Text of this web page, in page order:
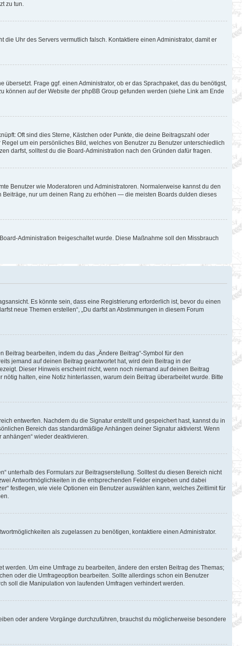
zu tun.
Uhr des Servers vermutlich falsch. Kontaktiere einen Administrator, damit er
Frage ggf. einen Administrator, ob er das Sprachpaket, das du benötigst,
auf der Website der phpBB Group gefunden werden (siehe Link am Ende
Oft sind dies Sterne, Kästchen oder Punkte, die deine Beitragszahl oder
um ein persönliches Bild, welches von Benutzer zu Benutzer unterschiedlich
darfst, solltest du die Board-Administration nach den Gründen dafür fragen.
Benutzer wie Moderatoren und Administratoren. Normalerweise kannst du den
nur um deinen Rang zu erhöhen — die meisten Boards dulden dieses
Administration freigeschaltet wurde. Diese Maßnahme soll den Missbrauch
Es könnte sein, dass eine Registrierung erforderlich ist, bevor du einen
neue Themen erstellen“, „Du darfst an Abstimmungen in diesem Forum
bearbeiten, indem du das „Ändere Beitrag“-Symbol für den
jemand auf deinen Beitrag geantwortet hat, wird dein Beitrag in der
Dieser Hinweis erscheint nicht, wenn noch niemand auf deinen Beitrag
halten, eine Notiz hinterlassen, warum dein Beitrag überarbeitet wurde. Bitte
entwerfen. Nachdem du die Signatur erstellt und gespeichert hast, kannst du in
Bereich das standardmäßige Anhängen deiner Signatur aktivierst. Wenn
anhängen“ wieder deaktivieren.
unterhalb des Formulars zur Beitragserstellung. Solltest du diesen Bereich nicht
Antwortmöglichkeiten in die entsprechenden Felder eingeben und dabei
festlegen, wie viele Optionen ein Benutzer auswählen kann, welches Zeitlimit für
als zugelassen zu benötigen, kontaktiere einen Administrator.
Um eine Umfrage zu bearbeiten, ändere den ersten Beitrag des Themas;
oder die Umfrageoption bearbeiten. Sollte allerdings schon ein Benutzer
soll die Manipulation von laufenden Umfragen verhindert werden.
oder andere Vorgänge durchzuführen, brauchst du möglicherweise besondere